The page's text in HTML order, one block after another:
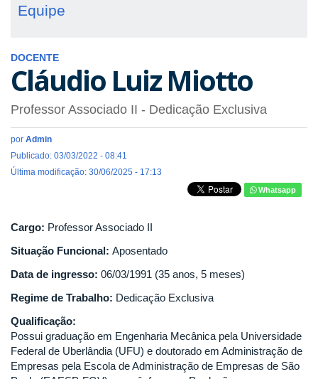
Equipe
DOCENTE
Cláudio Luiz Miotto
Professor Associado II - Dedicação Exclusiva
por Admin
Publicado: 03/03/2022 - 08:41
Última modificação: 30/06/2025 - 17:13
Whatsapp
Cargo: Professor Associado II
Situação Funcional: Aposentado
Data de ingresso: 06/03/1991 (35 anos, 5 meses)
Regime de Trabalho: Dedicação Exclusiva
Qualificação:
Possui graduação em Engenharia Mecânica pela Universidade
Federal de Uberlândia (UFU) e doutorado em Administração de
Empresas pela Escola de Administração de Empresas de São